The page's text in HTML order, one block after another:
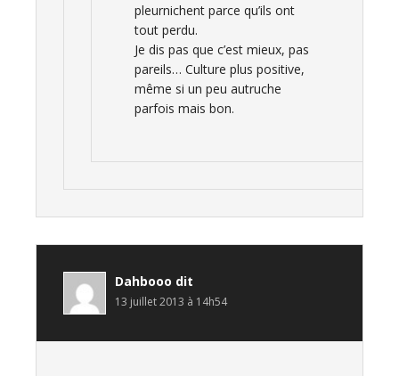
pleurnichent parce qu’ils ont
tout perdu.
Je dis pas que c’est mieux, pas
pareils… Culture plus positive,
même si un peu autruche
parfois mais bon.
Dahbooo dit
13 juillet 2013 à 14h54